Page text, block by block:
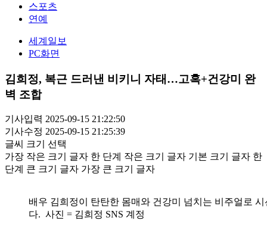
스포츠
연예
세계일보
PC화면
김희정, 복근 드러낸 비키니 자태…고혹+건강미 완
벽 조합
기사입력 2025-09-15 21:22:50
기사수정 2025-09-15 21:25:39
글씨 크기 선택
가장 작은 크기 글자 한 단계 작은 크기 글자 기본 크기 글자 한
단계 큰 크기 글자 가장 큰 크기 글자
배우 김희정이 탄탄한 몸매와 건강미 넘치는 비주얼로
다. 사진 = 김희정 SNS 계정